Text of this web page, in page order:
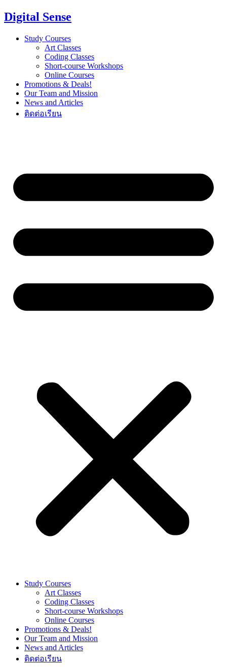
Digital Sense
Study Courses
Art Classes
Coding Classes
Short-course Workshops
Online Courses
Promotions & Deals!
Our Team and Mission
News and Articles
ติดต่อเรียน
Study Courses
Art Classes
Coding Classes
Short-course Workshops
Online Courses
Promotions & Deals!
Our Team and Mission
News and Articles
ติดต่อเรียน